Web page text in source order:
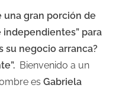
una gran porción de
para
su negocio arranca?
Bienvenido a un
es Gabriela